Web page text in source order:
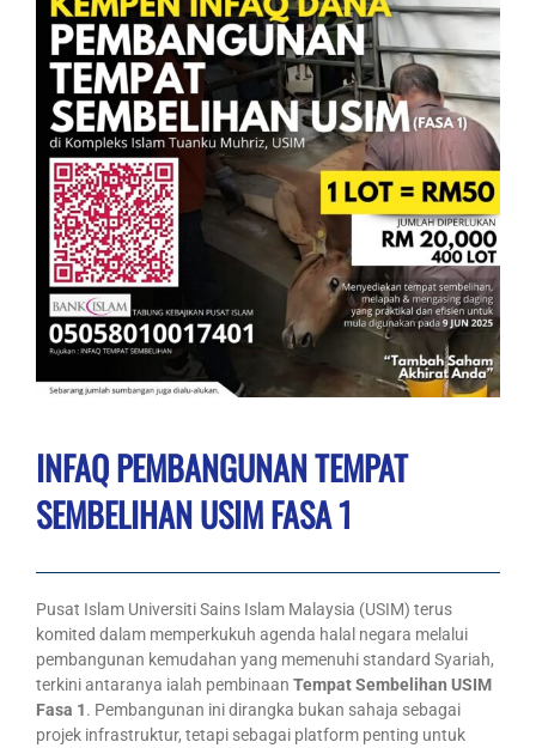
INFAQ PEMBANGUNAN TEMPAT
SEMBELIHAN USIM FASA 1
Pusat Islam Universiti Sains Islam Malaysia (USIM) terus
komited dalam memperkukuh agenda halal negara melalui
pembangunan kemudahan yang memenuhi standard Syariah,
terkini antaranya ialah pembinaan Tempat Sembelihan USIM
Fasa 1. Pembangunan ini dirangka bukan sahaja sebagai
projek infrastruktur, tetapi sebagai platform penting untuk